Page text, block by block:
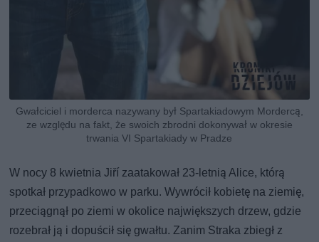
Gwałciciel i morderca nazywany był Spartakiadowym Mordercą,
ze względu na fakt, że swoich zbrodni dokonywał w okresie
trwania VI Spartakiady w Pradze
W nocy 8 kwietnia Jiří zaatakował 23-letnią Alice, którą
spotkał przypadkowo w parku. Wywrócił kobietę na ziemię,
przeciągnął po ziemi w okolice największych drzew, gdzie
rozebrał ją i dopuścił się gwałtu. Zanim Straka zbiegł z